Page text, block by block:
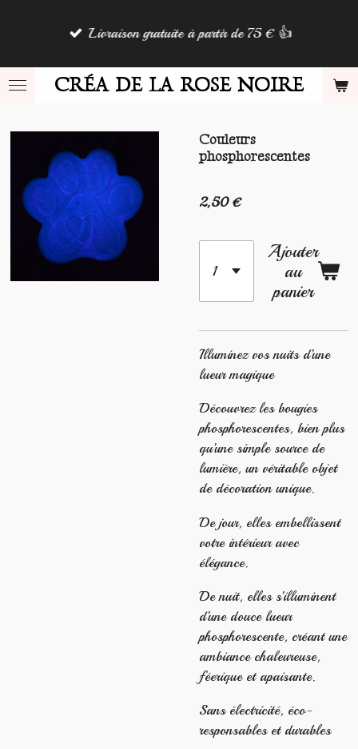
principalCRÉA DE LA ROSE NOIRE
Livraison gratuite à partir de 75 € 👍
Couleurs
phosphorescentes
2,50 €
Ajouter
au
panier
Illuminez vos nuits d’une
lueur magique
Découvrez les bougies
phosphorescentes, bien plus
qu’une simple source de
lumière, un véritable objet
de décoration unique.
De jour, elles embellissent
votre intérieur avec
élégance.
De nuit, elles s’illuminent
d’une douce lueur
phosphorescente, créant une
ambiance chaleureuse,
féerique et apaisante.
Sans électricité, éco-
responsables et durables